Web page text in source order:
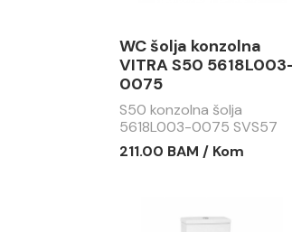
WC šolja konzolna
VITRA S50
0075
S50 konzolna šolja
5618L003-0075 SVS57
211.00 BAM / Kom